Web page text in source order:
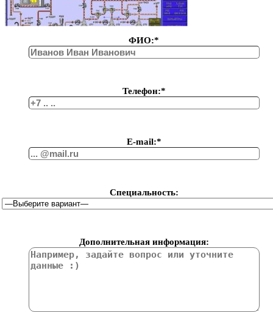
ФИО:*
Телефон:*
Е-mail:*
Специальность:
Дополнительная информация: